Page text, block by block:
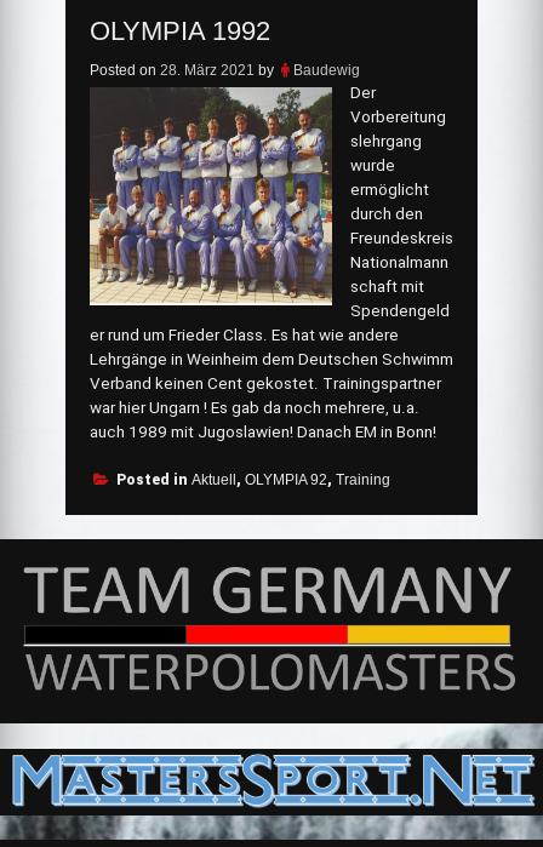
OLYMPIA 1992
Posted on 28. März 2021 by Baudewig
Der
Vorbereitung
slehrgang
wurde
ermöglicht
durch den
Freundeskreis
Nationalmann
schaft mit
Spendengeld
er rund um Frieder Class. Es hat wie andere
Lehrgänge in Weinheim dem Deutschen Schwimm
Verband keinen Cent gekostet. Trainingspartner
war hier Ungarn ! Es gab da noch mehrere, u.a.
auch 1989 mit Jugoslawien! Danach EM in Bonn!
Posted in Aktuell , OLYMPIA 92, Training